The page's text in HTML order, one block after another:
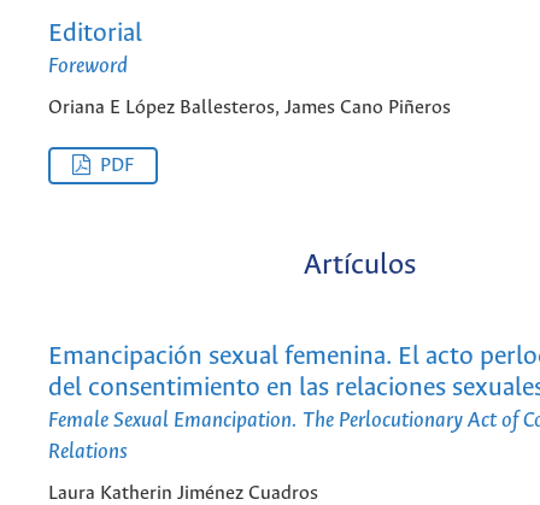
Editorial
Foreword
Oriana E López Ballesteros, James Cano Piñeros
PDF
Artículos
Emancipación sexual femenina. El acto
del consentimiento en las relaciones
Female Sexual Emancipation. The Perlocutionary Act of
Relations
Laura Katherin Jiménez Cuadros